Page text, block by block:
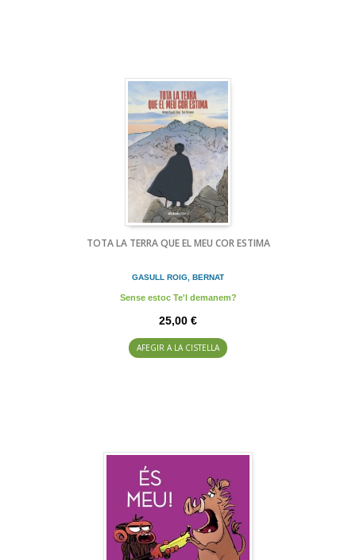
TOTA LA TERRA QUE EL MEU COR ESTIMA
GASULL ROIG, BERNAT
Sense estoc Te'l demanem?
25,00 €
AFEGIR A LA CISTELLA